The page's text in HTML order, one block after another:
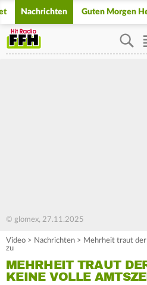
Nachrichten Guten Morgen
© glomex, 27.11.2025
Video > Nachrichten > Mehrheit traut
zu
MEHRHEIT TRAUT
KEINE VOLLE